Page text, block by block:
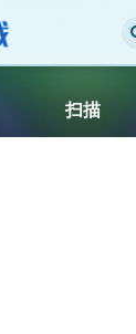
扫描